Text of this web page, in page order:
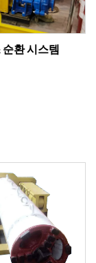
순환 시스템